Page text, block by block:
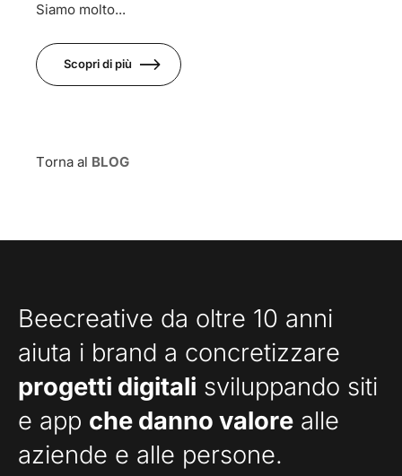
Siamo molto...
Scopri di più
Torna al BLOG
Beecreative da oltre 10 anni
aiuta i brand a concretizzare
progetti digitali sviluppando siti
e app che danno valore alle
aziende e alle persone.